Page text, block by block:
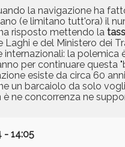
la navigazione ha
(e limitano tutt'ora) il
risposto mettendo la
e del Ministero dei
internazionali: la
per continuare
esiste da circa 60
un barcaiolo da solo
ne concorrenza ne
- 14:05